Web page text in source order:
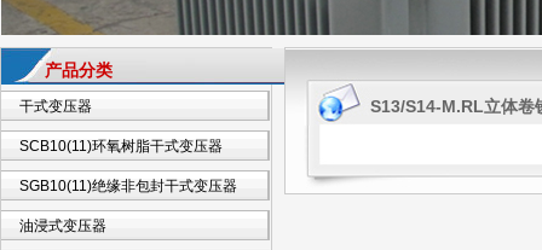
产品分类
干式变压器
SCB10(11)环氧树脂干式变压器
SGB10(11)绝缘非包封干式变压器
油浸式变压器
S13/S14-M.RL立体卷